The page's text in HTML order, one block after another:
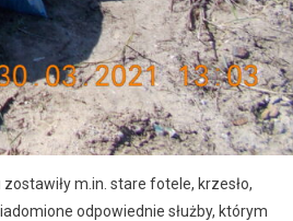
m.in. stare fotele, krzesło,
odpowiednie służby, którym